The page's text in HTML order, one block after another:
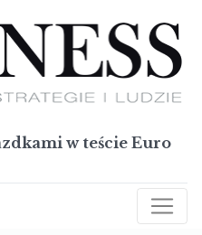
w teście Euro